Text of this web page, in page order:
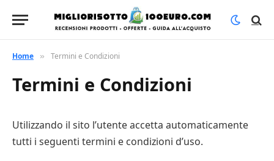
Home » Termini e Condizioni
Termini e Condizioni
Utilizzando il sito l’utente accetta automaticamente
tutti i seguenti termini e condizioni d’uso.